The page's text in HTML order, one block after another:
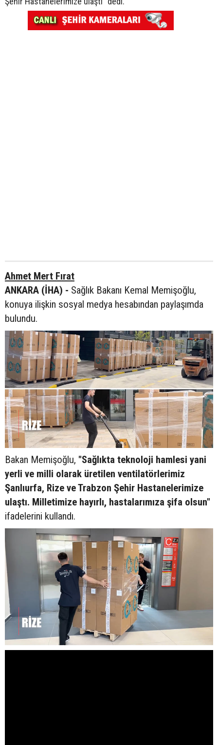
Ahmet Mert Fırat
ANKARA (İHA) - Sağlık Bakanı Kemal Memişoğlu,
konuya ilişkin sosyal medya hesabından paylaşımda
bulundu.
Bakan Memişoğlu, "Sağlıkta teknoloji hamlesi yani
yerli ve milli olarak üretilen ventilatörlerimiz
Şanlıurfa, Rize ve Trabzon Şehir Hastanelerimize
ulaştı. Milletimize hayırlı, hastalarımıza şifa olsun"
ifadelerini kullandı.